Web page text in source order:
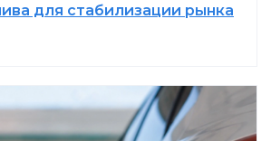
для стабилизации рынка